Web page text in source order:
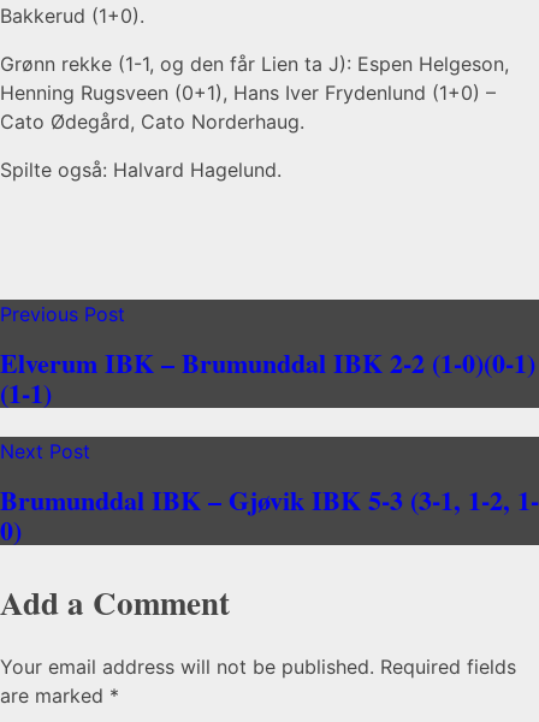
Bakkerud (1+0).
Grønn rekke (1-1, og den får Lien ta J): Espen Helgeson,
Henning Rugsveen (0+1), Hans Iver Frydenlund (1+0) –
Cato Ødegård, Cato Norderhaug.
Spilte også: Halvard Hagelund.
Previous Post
Elverum IBK – Brumunddal IBK 2-2 (1-0)(0-1)
(1-1)
Next Post
Brumunddal IBK – Gjøvik IBK 5-3 (3-1, 1-2, 1-
0)
Add a Comment
Your email address will not be published. Required fields
are marked *